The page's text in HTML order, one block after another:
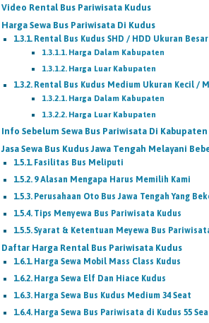
Video Rental Bus Pariwisata Kudus
Harga Sewa Bus Pariwisata Di Kudus
Rental Bus Kudus SHD / HDD Ukuran Besar
Harga Dalam Kabupaten
Harga Luar Kabupaten
Rental Bus Kudus Medium Ukuran Kecil /
Harga Dalam Kabupaten
Harga Luar Kabupaten
Info Sebelum Sewa Bus Pariwisata Di
Jasa Sewa Bus Kudus Jawa Tengah Melayani
Fasilitas Bus Meliputi
9 Alasan Mengapa Harus Memilih Kami
Perusahaan Oto Bus Jawa Tengah Yang
Tips Menyewa Bus Pariwisata Kudus
Syarat & Ketentuan Meyewa Bus
Daftar Harga Rental Bus Pariwisata Kudus
Harga Sewa Mobil Mass Class Kudus
Harga Sewa Elf Dan Hiace Kudus
Harga Sewa Bus Kudus Medium 34 Seat
Harga Sewa Bus Pariwisata di Kudus 55